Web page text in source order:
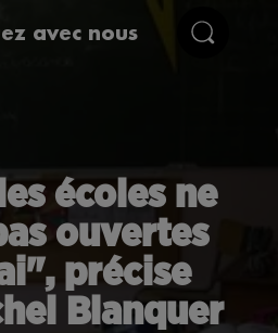
avec nous
écoles ne
ouvertes
précise
Blanquer